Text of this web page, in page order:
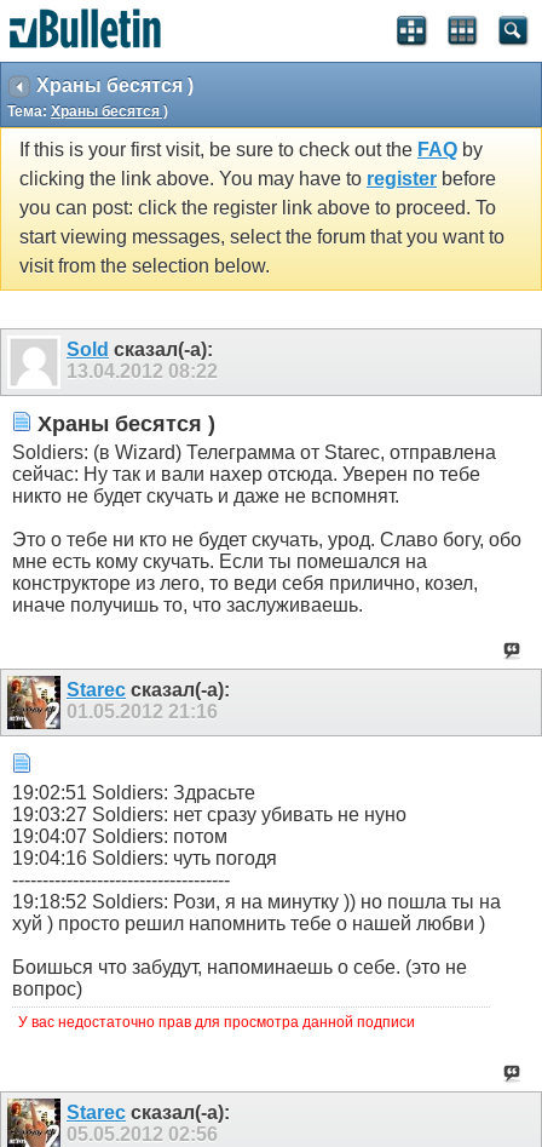
Храны бесятся )
Тема: Храны бесятся )
If this is your first visit, be sure to check out the FAQ by
clicking the link above. You may have to register before
you can post: click the register link above to proceed. To
start viewing messages, select the forum that you want to
visit from the selection below.
Sold сказал(-а):
13.04.2012 08:22
Храны бесятся )
Soldiers: (в Wizard) Телеграмма от Starec, отправлена
сейчас: Ну так и вали нахер отсюда. Уверен по тебе
никто не будет скучать и даже не вспомнят.
Это о тебе ни кто не будет скучать, урод. Славо богу, обо
мне есть кому скучать. Если ты помешался на
конструкторе из лего, то веди себя прилично, козел,
иначе получишь то, что заслуживаешь.
Starec сказал(-а):
01.05.2012 21:16
19:02:51 Soldiers: Здрасьте
19:03:27 Soldiers: нет сразу убивать не нуно
19:04:07 Soldiers: потом
19:04:16 Soldiers: чуть погодя
------------------------------------
19:18:52 Soldiers: Рози, я на минутку )) но пошла ты на
хуй ) просто решил напомнить тебе о нашей любви )
Боишься что забудут, напоминаешь о себе. (это не
вопрос)
У вас недостаточно прав для просмотра данной подписи
Starec сказал(-а):
05.05.2012 02:56